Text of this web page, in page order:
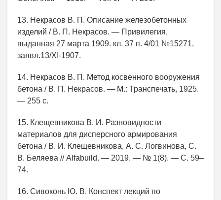
13. Некрасов В. П. Описание железобетонных
изделий / В. П. Некрасов. — Привилегия,
выданная 27 марта 1909. кл. 37 п. 4/01 №15271,
заявл.13/XI-1907.
14. Некрасов В. П. Метод косвенного вооружения
бетона / В. П. Некрасов. — М.: Транспечать, 1925.
— 255 с.
15. Клещевникова В. И. Разновидности
материалов для дисперсного армирования
бетона / В. И. Клещевникова, А. С. Логвинова, С.
В. Беляева // Alfabuild. — 2019. — № 1(8). — С. 59–
74.
16. Сивоконь Ю. В. Конспект лекций по